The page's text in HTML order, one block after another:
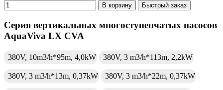
В корзину Быстрый заказ
Серия вертикальных многоступенчатых насосов
AquaViva LX CVA
380V, 10m3/h*95m, 4,0kW 380V, 3 m3/h*113m, 2,2kW
380V, 3 m3/h*13m, 0,37kW 380V, 3 m3/h*22m, 0,37kW